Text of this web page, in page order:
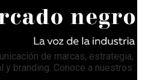
de marcas, estrategia,
branding. Conoce a nuestros